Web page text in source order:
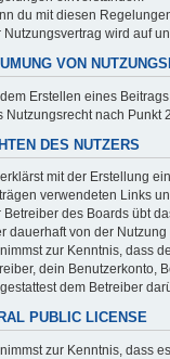
du mit diesen
Nutzungsvertrag wird auf
VON
Erstellen eines
Nutzungsrecht nach Punkt
DES NUTZERS
mit der Erstellung
verwendeten Links
Betreiber des Boards übt
dauerhaft von der
zur Kenntnis, dass
dein Benutzerkonto,
dem Betreiber
PUBLIC LICENSE
zur Kenntnis, dass